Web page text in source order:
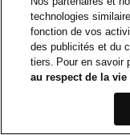
technologies
fonction de vos
des publicités et du
tiers. Pour en savoir
au respect de la